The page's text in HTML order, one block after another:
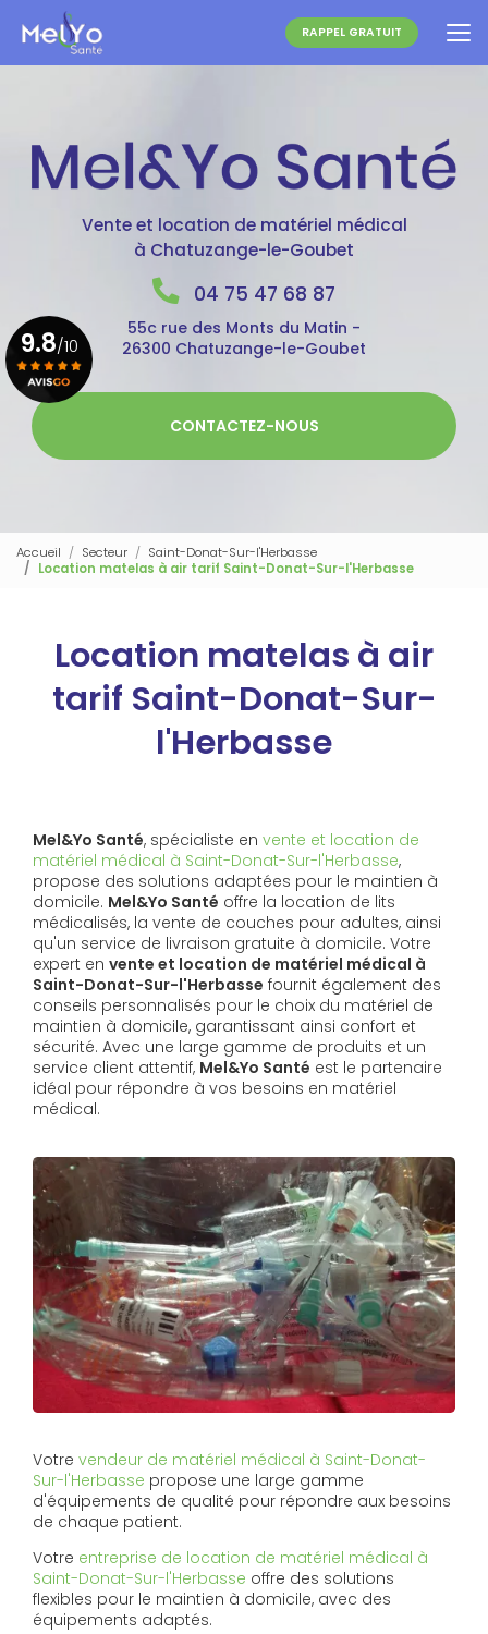
contenu
principal
RAPPEL GRATUIT
Vente et location de matériel médical
à Chatuzange-le-Goubet
04 75 47 68 87
55c rue des Monts du Matin -
26300 Chatuzange-le-Goubet
CONTACTEZ-NOUS
9.8/10
Voir le certificat
Accueil Secteur
Saint-Donat-Sur-l'Herbasse
Location matelas à air tarif Saint-Donat-Sur-l'Herbasse
Location matelas à air
tarif Saint-Donat-Sur-
l'Herbasse
Mel&Yo Santé, spécialiste en vente et location de
matériel médical à Saint-Donat-Sur-l'Herbasse,
propose des solutions adaptées pour le maintien à
domicile. Mel&Yo Santé offre la location de lits
médicalisés, la vente de couches pour adultes, ainsi
qu'un service de livraison gratuite à domicile. Votre
expert en vente et location de matériel médical à
Saint-Donat-Sur-l'Herbasse fournit également des
conseils personnalisés pour le choix du matériel de
maintien à domicile, garantissant ainsi confort et
sécurité. Avec une large gamme de produits et un
service client attentif, Mel&Yo Santé est le partenaire
idéal pour répondre à vos besoins en matériel
médical.
Votre vendeur de matériel médical à Saint-Donat-
Sur-l'Herbasse propose une large gamme
d'équipements de qualité pour répondre aux besoins
de chaque patient.
Votre entreprise de location de matériel médical à
Saint-Donat-Sur-l'Herbasse offre des solutions
flexibles pour le maintien à domicile, avec des
équipements adaptés.